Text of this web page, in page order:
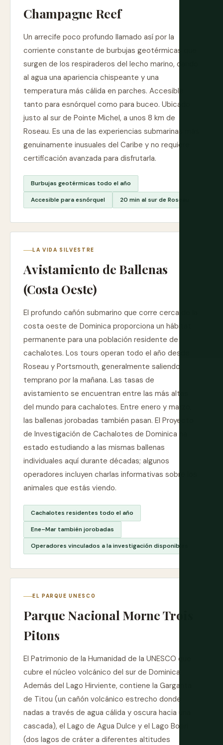
Champagne Reef
Un arrecife poco profundo llamado así por la
corriente constante de burbujas geotérmicas que
surgen de los respiraderos del lecho marino, dando
al agua una apariencia chispeante y una
temperatura más cálida en parches. Accesible
tanto para esnórquel como para buceo. Ubicado
justo al sur de Pointe Michel, a unos 8 km de
Roseau. Es una de las experiencias submarinas más
genuinamente inusuales del Caribe y no requiere
certificación avanzada para disfrutarla.
Burbujas geotérmicas todo el año
Accesible para esnórquel 20 min al sur de Roseau
LA VIDA SILVESTRE
Avistamiento de Ballenas
(Costa Oeste)
El profundo cañón submarino que corre cerca de la
costa oeste de Dominica proporciona un hábitat
permanente para una población residente de
cachalotes. Los tours operan todo el año desde
Roseau y Portsmouth, generalmente saliendo
temprano por la mañana. Las tasas de
avistamiento se encuentran entre las más altas
del mundo para cachalotes. Entre enero y marzo,
las ballenas jorobadas también pasan. El Proyecto
de Investigación de Cachalotes de Dominica ha
estado estudiando a las mismas ballenas
individuales aquí durante décadas; algunos
operadores incluyen charlas informativas sobre los
animales que estás viendo.
Cachalotes residentes todo el año
Ene–Mar también jorobadas
Operadores vinculados a la investigación disponibles
EL PARQUE UNESCO
Parque Nacional Morne Trois
Pitons
El Patrimonio de la Humanidad de la UNESCO que
cubre el núcleo volcánico del sur de Dominica.
Además del Lago Hirviente, contiene la Garganta
de Titou (un cañón volcánico estrecho donde
nadas a través de agua cálida y oscura hacia una
cascada), el Lago de Agua Dulce y el Lago Boeri
(dos lagos de cráter a diferentes altitudes